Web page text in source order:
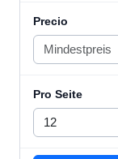
Precio
Pro Seite